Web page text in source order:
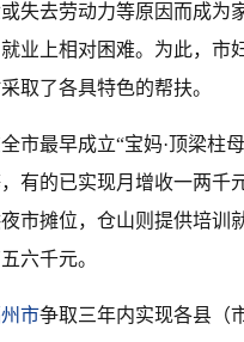
失去劳动力等原因而成为
业上相对困难。为此，市
取了各具特色的帮扶。
市最早成立“宝妈·顶梁柱
有的已实现月增收一两千
市摊位，仓山则提供培训
六千元。
市争取三年内实现各县（